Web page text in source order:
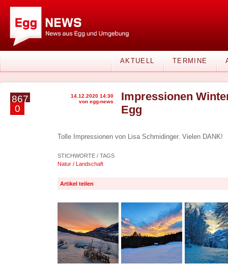
AKTUELL TERMINE
867
0
14.12.2020 14:30
von egg-news
Impressionen
Egg
Tolle Impressionen von Lisa Schmidinger. Vielen DANK!
STICHWORTE / TAGS
Natur / Landschaft
Artikel teilen